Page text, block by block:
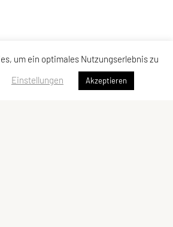
um ein optimales Nutzungserlebnis zu
Einstellungen Akzeptieren